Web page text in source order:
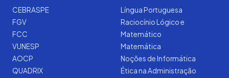
CEBRASPE
FGV
FCC
VUNESP
AOCP
QUADRIX
Língua Portuguesa
Raciocínio Lógico e
Matemático
Matemática
Noções de Informática
Ética na Administração